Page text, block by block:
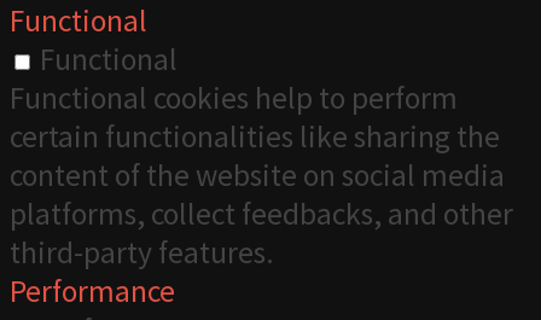
Functional
Functional
Functional cookies help to perform
certain functionalities like sharing the
content of the website on social media
platforms, collect feedbacks, and other
third-party features.
Performance